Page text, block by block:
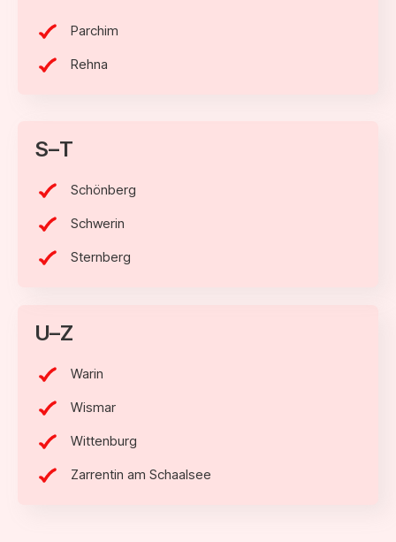
Parchim
Rehna
S–T
Schönberg
Schwerin
Sternberg
U–Z
Warin
Wismar
Wittenburg
Zarrentin am Schaalsee